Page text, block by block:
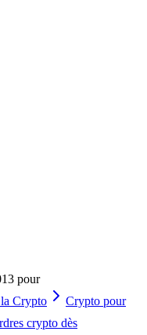
pour
Crypto
Crypto pour
crypto dès